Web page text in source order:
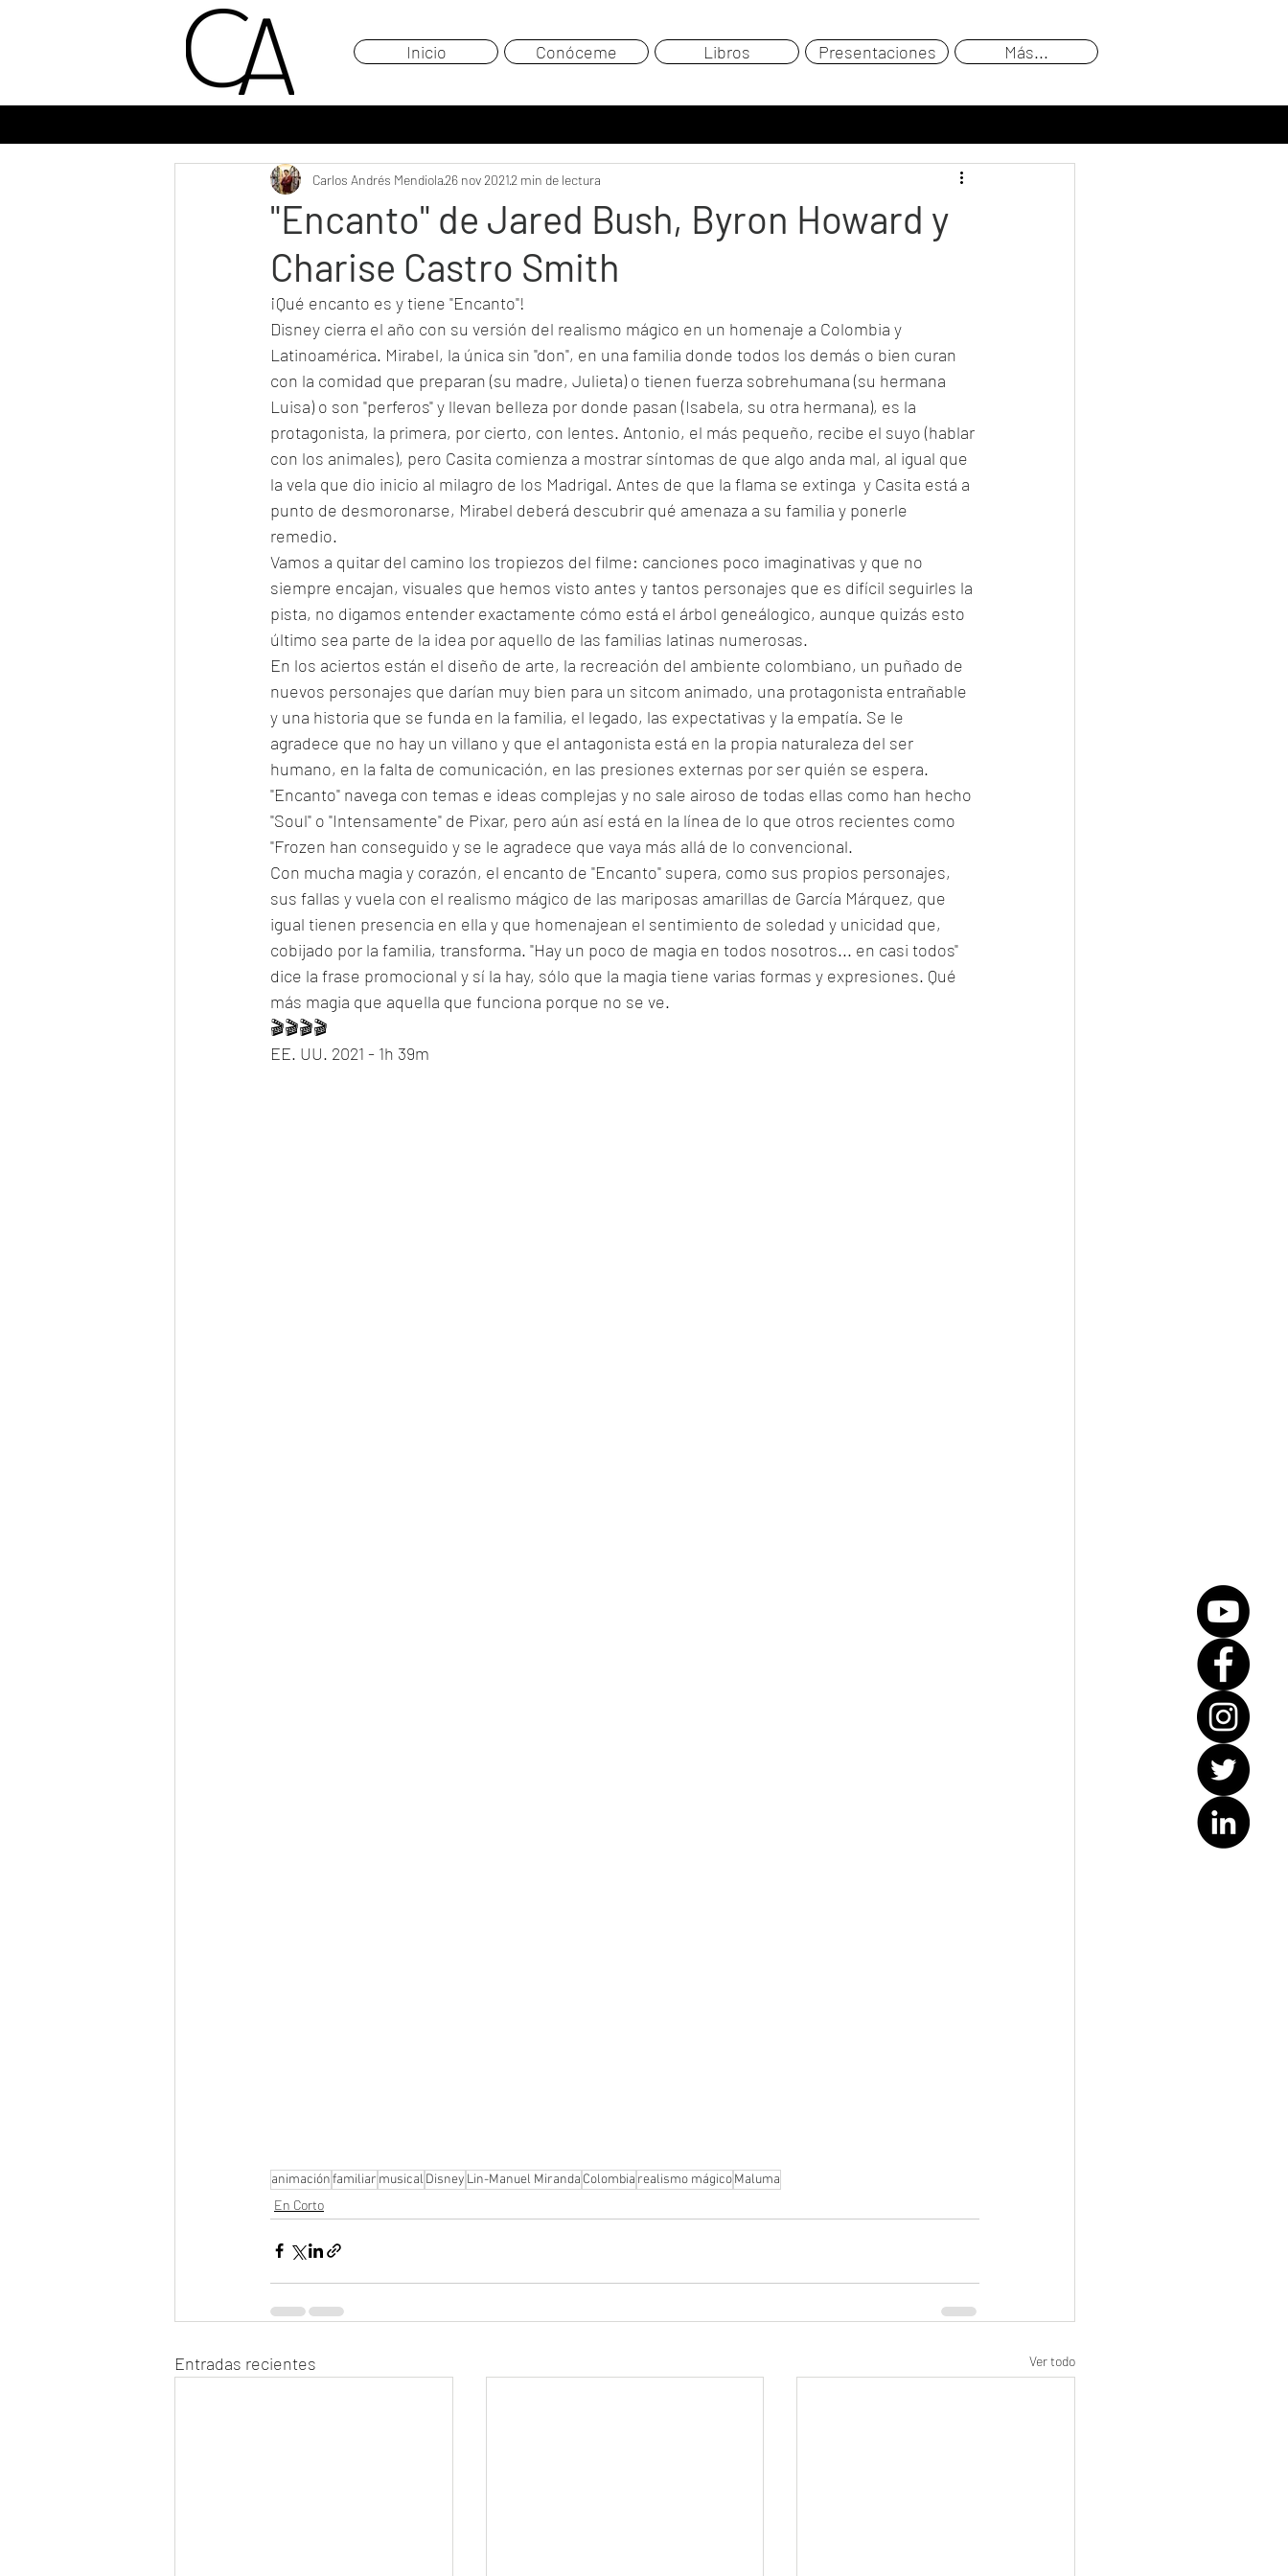
Inicio Conóceme Libros Presentaciones Más...
"Encanto" de Jared Bush, Byron Howard y
Charise Castro Smith
Carlos Andrés Mendiola26 nov 20212 min de lectura
¡Qué encanto es y tiene "Encanto"!
Disney cierra el año con su versión del realismo mágico en un homenaje a Colombia y
Latinoamérica. Mirabel, la única sin "don", en una familia donde todos los demás o bien curan
con la comidad que preparan (su madre, Julieta) o tienen fuerza sobrehumana (su hermana
Luisa) o son "perferos" y llevan belleza por donde pasan (Isabela, su otra hermana), es la
protagonista, la primera, por cierto, con lentes. Antonio, el más pequeño, recibe el suyo (hablar
con los animales), pero Casita comienza a mostrar síntomas de que algo anda mal, al igual que
la vela que dio inicio al milagro de los Madrigal. Antes de que la flama se extinga  y Casita está a
punto de desmoronarse, Mirabel deberá descubrir qué amenaza a su familia y ponerle
remedio.
Vamos a quitar del camino los tropiezos del filme: canciones poco imaginativas y que no
siempre encajan, visuales que hemos visto antes y tantos personajes que es difícil seguirles la
pista, no digamos entender exactamente cómo está el árbol geneálogico, aunque quizás esto
último sea parte de la idea por aquello de las familias latinas numerosas.
En los aciertos están el diseño de arte, la recreación del ambiente colombiano, un puñado de
nuevos personajes que darían muy bien para un sitcom animado, una protagonista entrañable
y una historia que se funda en la familia, el legado, las expectativas y la empatía. Se le
agradece que no hay un villano y que el antagonista está en la propia naturaleza del ser
humano, en la falta de comunicación, en las presiones externas por ser quién se espera.
"Encanto" navega con temas e ideas complejas y no sale airoso de todas ellas como han hecho
"Soul" o "Intensamente" de Pixar, pero aún así está en la línea de lo que otros recientes como
"Frozen han conseguido y se le agradece que vaya más allá de lo convencional.
Con mucha magia y corazón, el encanto de "Encanto" supera, como sus propios personajes,
sus fallas y vuela con el realismo mágico de las mariposas amarillas de García Márquez, que
igual tienen presencia en ella y que homenajean el sentimiento de soledad y unicidad que,
cobijado por la familia, transforma. "Hay un poco de magia en todos nosotros... en casi todos"
dice la frase promocional y sí la hay, sólo que la magia tiene varias formas y expresiones. Qué
más magia que aquella que funciona porque no se ve.
🎬🎬🎬🎬
EE. UU. 2021 - 1h 39m
animaciónfamiliar musical Disney Lin-Manuel Miranda Colombia realismo mágicoMaluma
En Corto
Entradas recientes Ver todo